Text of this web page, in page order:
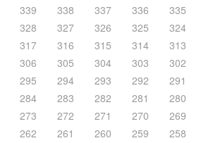
339 338 337 336 335
328 327 326 325 324
317 316 315 314 313
306 305 304 303 302
295 294 293 292 291
284 283 282 281 280
273 272 271 270 269
262 261 260 259 258